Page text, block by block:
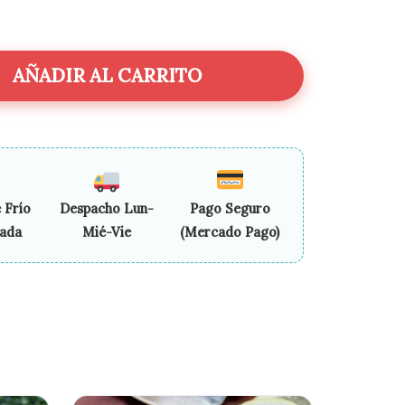
AÑADIR AL CARRITO
Frío
Despacho Lun-
Mié-Vie
Pago Seguro
(Mercado Pago)